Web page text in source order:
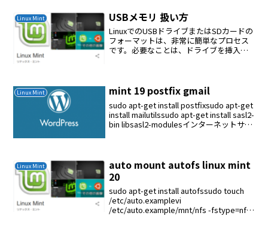
Linux Mint USBメモリ 扱い方
LinuxでのUSBドライブまたはSDカードの
フォーマットは、非常に簡単なプロセス
です。必要なことは、ドライブを挿入
Linux Mint mint 19 postfix gmail
sudo apt-get install postfixsudo apt-get
install mailutilssudo apt-get install sasl2-
bin libsasl2-modulesインターネットサイ
Linux Mint
auto mount autofs linux mint
20
sudo apt-get install autofssudo touch
/etc/auto.examplevi
/etc/auto.example/mnt/nfs -fstype=nfs